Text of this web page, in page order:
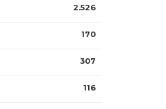
2.526
170
307
116